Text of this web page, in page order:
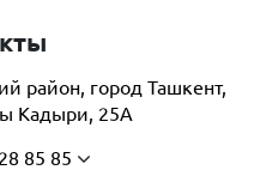
район, город Ташкент,
Кадыри, 25А
85 85